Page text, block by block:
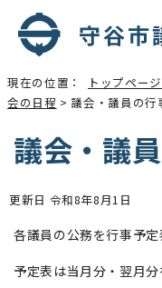
現在の位置： トップページ
会の日程 > 議会・議員の行
議会・議
更新日 令和8年8月1日
各議員の公務を行事予定
予定表は当月分・翌月